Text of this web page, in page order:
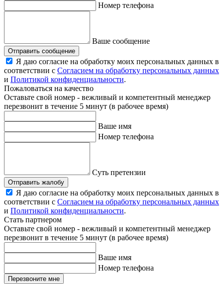
Номер телефона
Ваше сообщение
Отправить сообщение
Я даю согласие на обработку моих персональных данных в
соответствии с Согласием на обработку персональных данных
и Политикой конфиденциальности.
Пожаловаться на качество
Оставьте свой номер - вежливый и компетентный менеджер
перезвонит в течение 5 минут (в рабочее время)
Ваше имя
Номер телефона
Суть претензии
Отправить жалобу
Я даю согласие на обработку моих персональных данных в
соответствии с Согласием на обработку персональных данных
и Политикой конфиденциальности.
Стать партнером
Оставьте свой номер - вежливый и компетентный менеджер
перезвонит в течение 5 минут (в рабочее время)
Ваше имя
Номер телефона
Перезвоните мне